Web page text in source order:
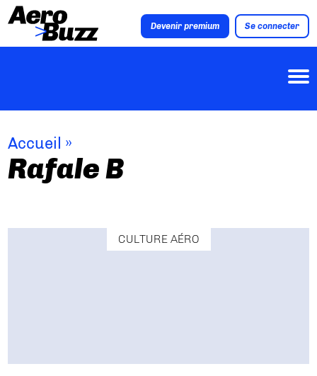
Devenir premium Se connecter
Accueil »
Rafale B
CULTURE AÉRO